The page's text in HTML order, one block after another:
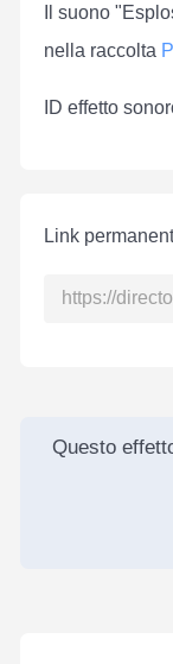
Il suono
nella raccolta
ID effetto
Link
Questo